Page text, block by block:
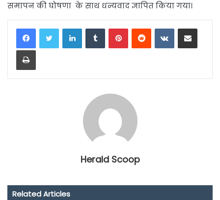
समापन की घोषणा के साथ धन्यवाद ज्ञापित किया गया।
LinkedInTumblrPinterestReddit VKontakteShare via Email
Print
Herald Scoop
Related Articles